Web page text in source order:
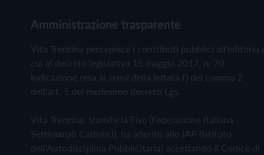
Amministrazione trasparente
Vita Trentina percepisce i contributi pubblici all'editoria
cui al decreto legislativo 15 maggio 2017, n. 70.
Indicazione resa ai sensi della lettera f) del comma 2
dell'art. 5 del medesimo decreto Lgs.
Vita Trentina, tramite la Fisc (Federazione Italiana
Settimanali Cattolici), ha aderito allo IAP (Istituto
dell'Autodisciplina Pubblicitaria) accettando il Codice di